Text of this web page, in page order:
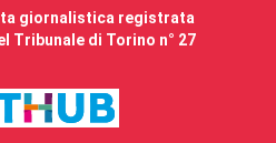
giornalistica registrata
Tribunale di Torino n° 27